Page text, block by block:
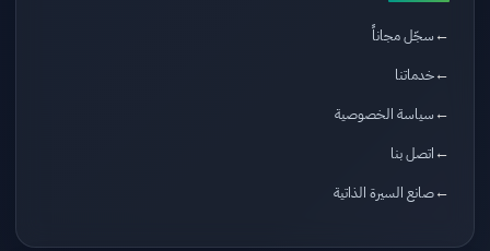
سجّل مجاناً
خدماتنا
سياسة الخصوصية
اتصل بنا
صانع السيرة الذاتية